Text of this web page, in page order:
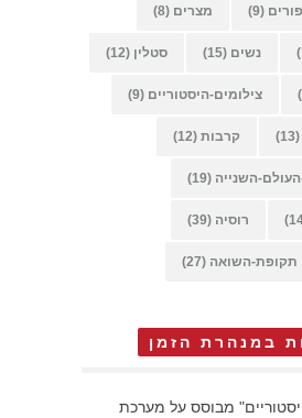
(9) מצרים (8)
נשים (15) סטלין (12)
צילומים-היסטוריים (9)
(13) קרבות (12)
השנייה (19)
רוסיה (39)
תקופת-השואה (27)
במנהרת הזמן
מבוסס על מערכת